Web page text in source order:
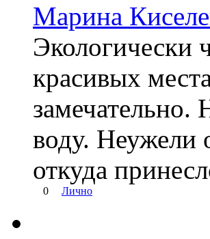
Марина
Экологически
красивых
воду. Неужели
откуда
0 Лично